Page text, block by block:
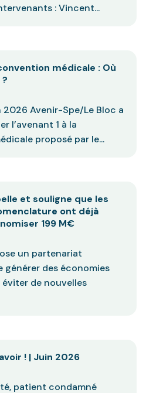
: Vincent...
médicale : Où
2026 Avenir-Spe/Le Bloc a
l’avenant 1 à la
proposé par le...
et souligne que les
ont déjà
199 M€
un partenariat
générer des économies
de nouvelles
! | Juin 2026
patient condamné